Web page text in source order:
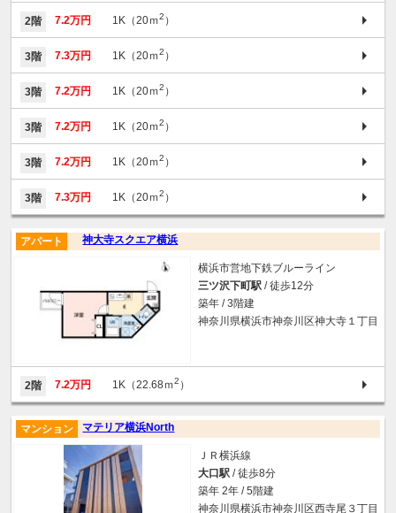
2階 7.2万円 1K（20ｍ2 ）
3階 7.3万円 1K（20ｍ2 ）
3階 7.2万円 1K（20ｍ2 ）
3階 7.2万円 1K（20ｍ2 ）
3階 7.2万円 1K（20ｍ2 ）
3階 7.3万円 1K（20ｍ2 ）
神大寺スクエア横浜
アパート
横浜市営地下鉄ブルーライン
三ツ沢下町駅 / 徒歩12分
築年 / 3階建
神奈川県横浜市神奈川区神大寺１丁目
2階 7.2万円 1K（22.68ｍ2 ）
マテリア横浜North
マンション
ＪＲ横浜線
大口駅 / 徒歩8分
築年 2年 / 5階建
神奈川県横浜市神奈川区西寺尾３丁目